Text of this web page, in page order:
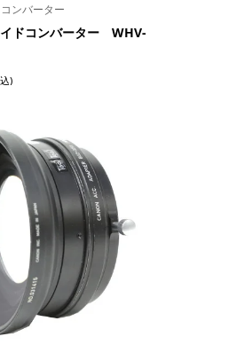
ンバーター
ドコンバーター WHV-
)